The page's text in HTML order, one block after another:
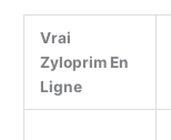
Vrai
Zyloprim En
Ligne